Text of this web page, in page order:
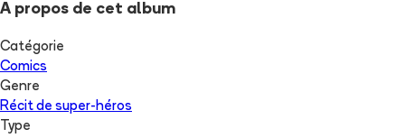
A propos de cet album
Catégorie
Comics
Genre
Récit de super-héros
Type